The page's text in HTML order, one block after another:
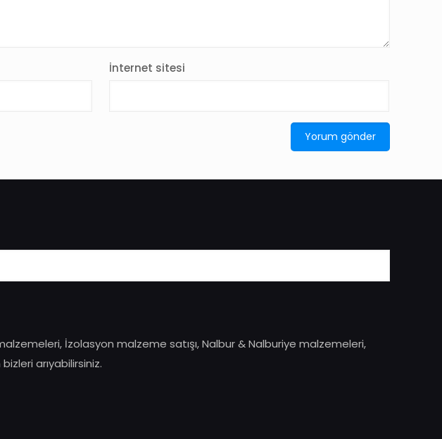
İnternet sitesi
İzolasyon malzeme satışı, Nalbur & Nalburiye malzemeleri,
arıyabilirsiniz.